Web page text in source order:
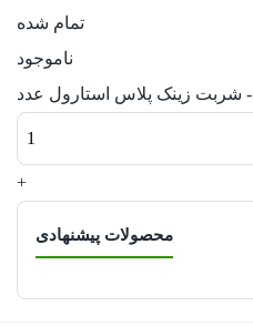
تمام شده
ناموجود
شربت زینک پلاس استارول عدد -
+
محصولات پیشنهادی